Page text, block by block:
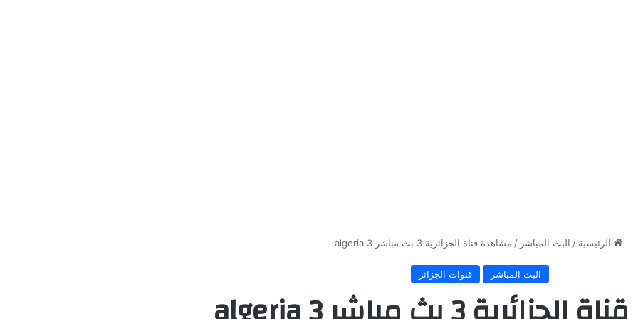
الرئيسية / البث المباشر / مشاهدة قناة الجزائرية 3 بث مباشر algeria 3
البث المباشر قنوات الجزائر